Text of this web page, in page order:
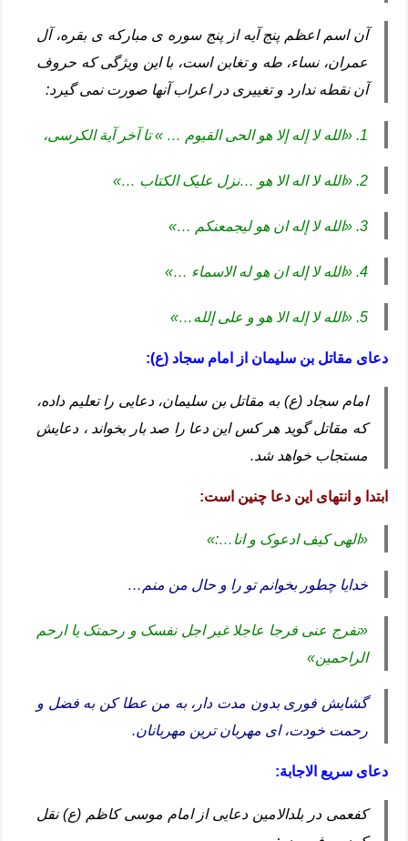
آن اسم اعظم پنج آیه از پنج سوره ی مبارکه ی بقره، آل
عمران، نساء، طه و تغابن است، با این ویژگی که حروف
آن نقطه ندارد و تغییری در اعراب آنها صورت نمی گیرد:
1. «الله لا إله إلا هو الحی القیوم … » تا آخر آیة الکرسی،
2. «الله لا اله الا هو …نزل علیک الکتاب …»
3. «الله لا إله ان هو لیجمعنکم …»
4. «الله لا إله ان هو له الاسماء …»
5. «الله لا إله الا هو و علی إلله…»
دعای مقاتل بن سلیمان از امام سجاد (ع):
امام سجاد (ع) به مقاتل بن سلیمان، دعایی را تعلیم داده،
که مقاتل گوید هر کس این دعا را صد بار بخواند ، دعایش
مستجاب خواهد شد.
ابتدا و انتهای این دعا چنین است:
«الهی کیف ادعوک و انا…:»
خدایا چطور بخوانم تو را و حال من منم…
«تفرج عنی فرجا عاجلا غیر اجل نفسک و رحمتک یا ارحم
الراحمین»
گشایش فوری بدون مدت دار، به من عطا کن به فضل و
رحمت خودت، ای مهربان ترین مهربانان.
دعای سریع الاجابة:
کفعمی در بلدالامین دعایی از امام موسی کاظم (ع) نقل